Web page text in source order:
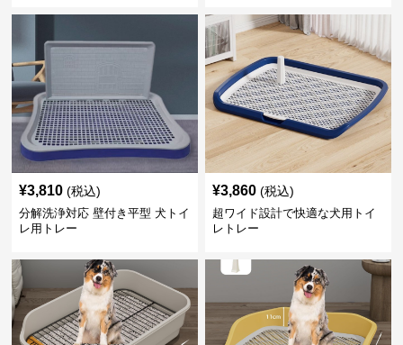
¥3,810 (税込)
分解洗浄対応 壁付き平型 犬トイ
レ用トレー
¥3,860 (税込)
超ワイド設計で快適な犬用トイ
レトレー